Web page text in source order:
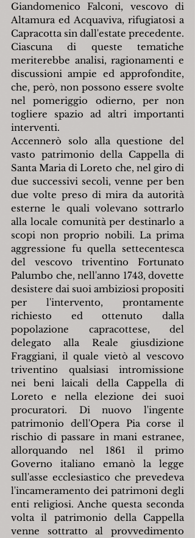
Giandomenico Falconi, vescovo di
Altamura ed Acquaviva, rifugiatosi a
Capracotta sin dall'estate precedente.
Ciascuna di queste tematiche
meriterebbe analisi, ragionamenti e
discussioni ampie ed approfondite,
che, però, non possono essere svolte
nel pomeriggio odierno, per non
togliere spazio ad altri importanti
interventi.
Accennerò solo alla questione del
vasto patrimonio della Cappella di
Santa Maria di Loreto che, nel giro di
due successivi secoli, venne per ben
due volte preso di mira da autorità
esterne le quali volevano sottrarlo
alla locale comunità per destinarlo a
scopi non proprio nobili. La prima
aggressione fu quella settecentesca
del vescovo triventino Fortunato
Palumbo che, nell'anno 1743, dovette
desistere dai suoi ambiziosi propositi
per l'intervento, prontamente
richiesto ed ottenuto dalla
popolazione capracottese, del
delegato alla Reale giusdizione
Fraggiani, il quale vietò al vescovo
triventino qualsiasi intromissione
nei beni laicali della Cappella di
Loreto e nella elezione dei suoi
procuratori. Di nuovo l'ingente
patrimonio dell'Opera Pia corse il
rischio di passare in mani estranee,
allorquando nel 1861 il primo
Governo italiano emanò la legge
sull'asse ecclesiastico che prevedeva
l'incameramento dei patrimoni degli
enti religiosi. Anche questa seconda
volta il patrimonio della Cappella
venne sottratto al provvedimento